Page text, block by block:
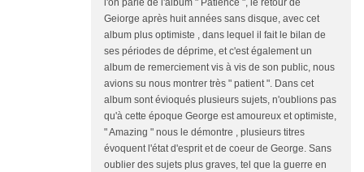
l'on parle de l'album " Patience ", le retour de
Geiorge après huit années sans disque, avec cet
album plus optimiste , dans lequel il fait le bilan de
ses périodes de déprime, et c'est également un
album de remerciement vis à vis de son public, nous
avions su nous montrer très " patient ". Dans cet
album sont évioqués plusieurs sujets, n'oublions pas
qu'à cette époque George est amoureux et optimiste,
" Amazing " nous le démontre , plusieurs titres
évoquent l'état d'esprit et de coeur de George. Sans
oublier des sujets plus graves, tel que la guerre en